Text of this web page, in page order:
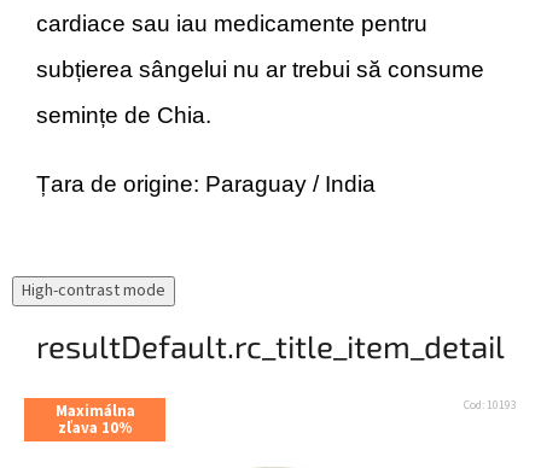
cardiace sau iau medicamente pentru
subțierea sângelui nu ar trebui să consume
semințe de Chia.
Țara de origine: Paraguay / India
High-contrast mode
resultDefault.rc_title_item_detail
Maximálna
zľava 10%
Cod: 10193